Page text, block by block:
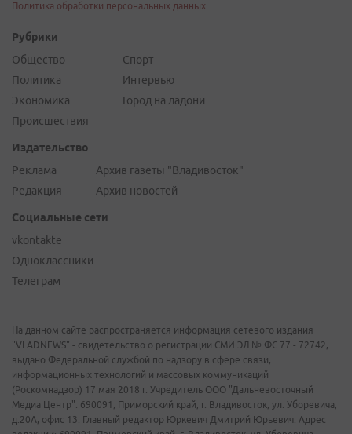
Политика обработки персональных данных
Рубрики
Общество
Политика
Экономика
Происшествия
Спорт
Интервью
Город на ладони
Издательство
Реклама
Редакция
Архив газеты "Владивосток"
Архив новостей
Социальные сети
vkontakte
Одноклассники
Телеграм
На данном сайте распространяется информация сетевого издания
"VLADNEWS" - свидетельство о регистрации СМИ ЭЛ № ФС 77 - 72742,
выдано Федеральной службой по надзору в сфере связи,
информационных технологий и массовых коммуникаций
(Роскомнадзор) 17 мая 2018 г. Учредитель ООО "Дальневосточный
Медиа Центр". 690091, Приморский край, г. Владивосток, ул. Уборевича,
д.20А, офис 13. Главный редактор Юркевич Дмитрий Юрьевич. Адрес